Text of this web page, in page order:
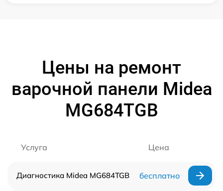
Цены на ремонт
варочной панели Midea
MG684TGB
Услуга Цена
Диагностика Midea MG684TGB бесплатно